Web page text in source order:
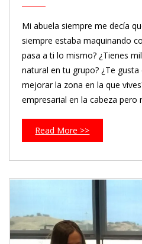
Mi abuela siempre me decía
siempre estaba maquinando
pasa a ti lo mismo? ¿Tienes
natural en tu grupo? ¿Te
mejorar la zona en la que
empresarial en la cabeza pero
Read More >>